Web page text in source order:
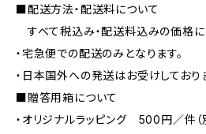
■配送方法・配送料について
すべて税込み・配送料込みの価格に
・宅急便での配送のみとなります。
・日本国外への発送はお受けしており
■贈答用箱について
・オリジナルラッピング 500円／件